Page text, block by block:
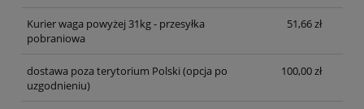
Kurier waga powyżej 31kg - przesyłka
pobraniowa
51,66 zł
dostawa poza terytorium Polski (opcja po
uzgodnieniu)
100,00 zł